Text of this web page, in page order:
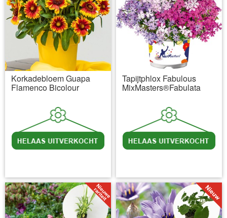
Korkadebloem Guapa
Flamenco Bicolour
Tapijtphlox Fabulous
MixMasters®Fabulata